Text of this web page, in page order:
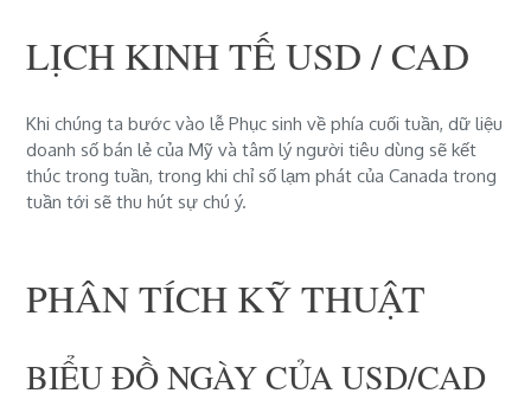
LỊCH KINH TẾ USD / CAD
Khi chúng ta bước vào lễ Phục sinh về phía cuối tuần, dữ liệu
doanh số bán lẻ của Mỹ và tâm lý người tiêu dùng sẽ kết
thúc trong tuần, trong khi chỉ số lạm phát của Canada trong
tuần tới sẽ thu hút sự chú ý.
PHÂN TÍCH KỸ THUẬT
BIỂU ĐỒ NGÀY CỦA USD/CAD